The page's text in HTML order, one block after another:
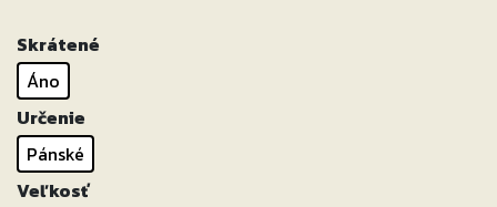
Skrátené
Áno
Určenie
Pánské
Veľkosť